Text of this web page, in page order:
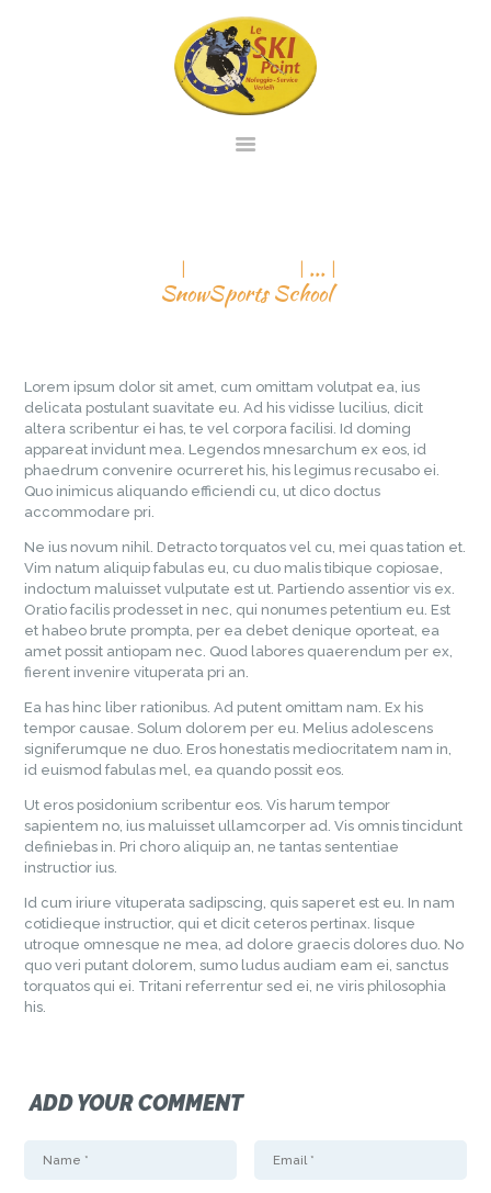
...
SnowSports School
SERVIZIO
VENDITA
ITALIANO
Lorem ipsum dolor sit amet, cum omittam volutpat ea, ius
delicata postulant suavitate eu. Ad his vidisse lucilius, dicit
altera scribentur ei has, te vel corpora facilisi. Id doming
appareat invidunt mea. Legendos mnesarchum ex eos, id
phaedrum convenire ocurreret his, his legimus recusabo ei.
Quo inimicus aliquando efficiendi cu, ut dico doctus
accommodare pri.
Ne ius novum nihil. Detracto torquatos vel cu, mei quas tation et.
Vim natum aliquip fabulas eu, cu duo malis tibique copiosae,
indoctum maluisset vulputate est ut. Partiendo assentior vis ex.
Oratio facilis prodesset in nec, qui nonumes petentium eu. Est
et habeo brute prompta, per ea debet denique oporteat, ea
amet possit antiopam nec. Quod labores quaerendum per ex,
fierent invenire vituperata pri an.
Ea has hinc liber rationibus. Ad putent omittam nam. Ex his
tempor causae. Solum dolorem per eu. Melius adolescens
signiferumque ne duo. Eros honestatis mediocritatem nam in,
id euismod fabulas mel, ea quando possit eos.
Ut eros posidonium scribentur eos. Vis harum tempor
sapientem no, ius maluisset ullamcorper ad. Vis omnis tincidunt
definiebas in. Pri choro aliquip an, ne tantas sententiae
instructior ius.
Id cum iriure vituperata sadipscing, quis saperet est eu. In nam
cotidieque instructior, qui et dicit ceteros pertinax. Iisque
utroque omnesque ne mea, ad dolore graecis dolores duo. No
quo veri putant dolorem, sumo ludus audiam eam ei, sanctus
torquatos qui ei. Tritani referrentur sed ei, ne viris philosophia
his.
ADD YOUR COMMENT